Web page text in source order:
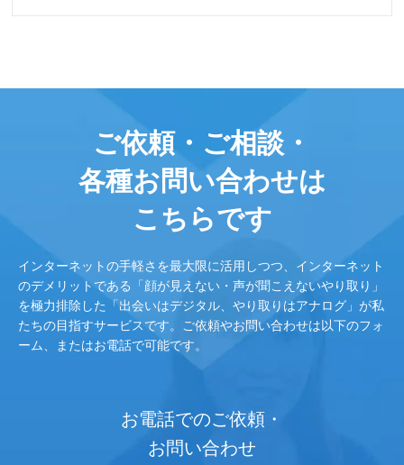
ご依頼・ご相談・
各種お問い合わせは
こちらです
インターネットの手軽さを最大限に活用しつつ、インターネット
のデメリットである「顔が見えない・声が聞こえないやり取り」
を極力排除した「出会いはデジタル、やり取りはアナログ」が私
たちの目指すサービスです。ご依頼やお問い合わせは以下のフォ
ーム、またはお電話で可能です。
お電話でのご依頼・
お問い合わせ